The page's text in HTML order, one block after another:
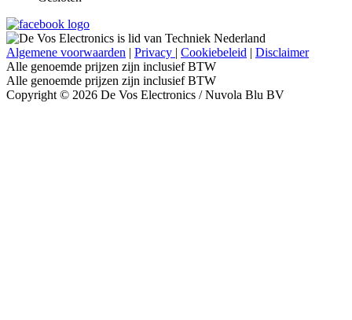
Algemene voorwaarden | Privacy | Cookiebeleid | Disclaimer
Alle genoemde prijzen zijn inclusief BTW
Alle genoemde prijzen zijn inclusief BTW
Copyright © 2026 De Vos Electronics / Nuvola Blu BV